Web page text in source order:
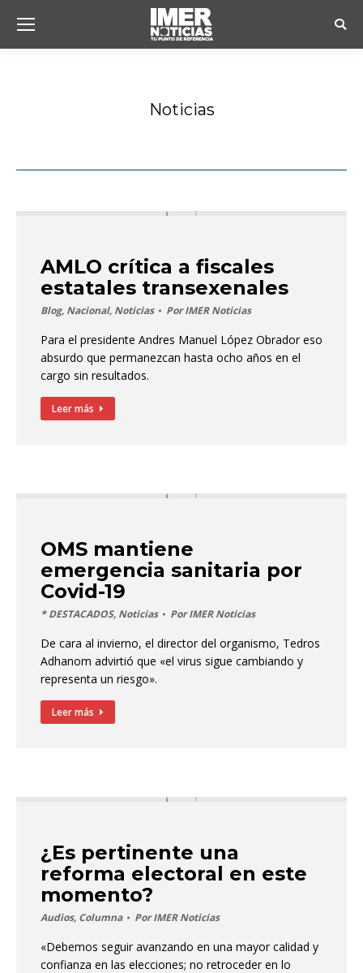
Noticias
AMLO crítica a fiscales
estatales transexenales
Blog, Nacional, Noticias PorIMER Noticias
Para el presidente Andres Manuel López Obrador eso
absurdo que permanezcan hasta ocho años en el
cargo sin resultados.
Leer más
OMS mantiene
emergencia sanitaria por
Covid-19
* DESTACADOS, Noticias PorIMER Noticias
De cara al invierno, el director del organismo, Tedros
Adhanom advirtió que «el virus sigue cambiando y
representa un riesgo».
Leer más
¿Es pertinente una
reforma electoral en este
momento?
Audios, Columna PorIMER Noticias
«Debemos seguir avanzando en una mayor calidad y
confianza en las elecciones; no retroceder en lo